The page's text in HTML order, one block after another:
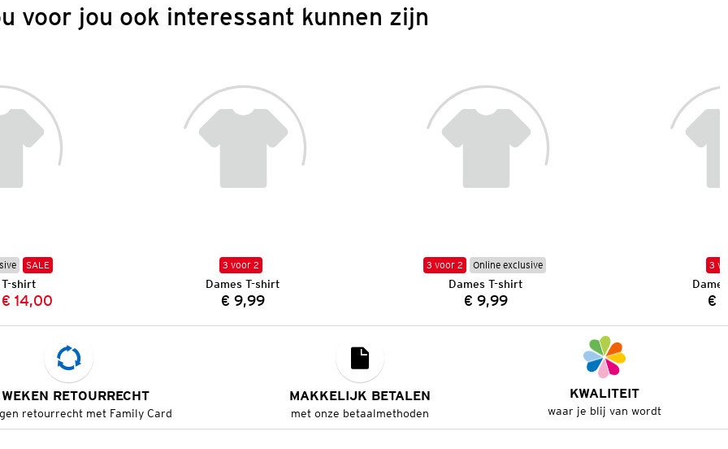
voor jou ook interessant kunnen zijn
SALE
T-shirt
Vorige prijs:
Nieuwe prijs:
€ 14,00
3 voor 2
Dames T-shirt
Prijs:
€ 9,99
3 voor 2 Online exclusive
Dames T-shirt
Prijs:
€ 9,99
3
€
RETOURRECHT
retourrecht met Family Card
MAKKELIJK BETALEN
met onze betaalmethoden
KWALITEIT
waar je blij van wordt